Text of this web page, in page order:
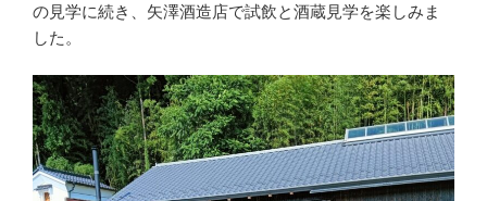
の見学に続き、矢澤酒造店で試飲と酒蔵見学を楽しみま
した。